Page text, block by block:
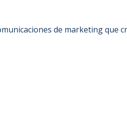
de marketing que